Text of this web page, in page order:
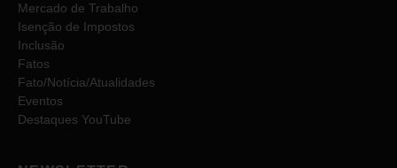
Mercado de Trabalho
Isenção de Impostos
Inclusão
Fatos
Fato/Notícia/Atualidades
Eventos
Destaques YouTube